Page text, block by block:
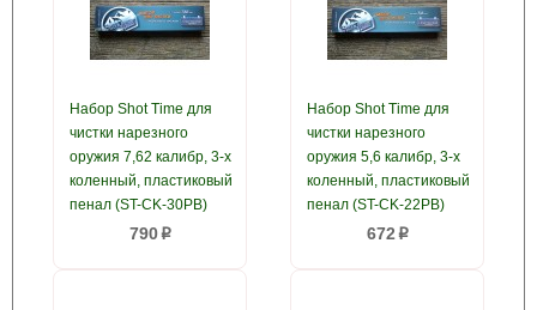
Набор Shot Time для
чистки нарезного
оружия 7,62 калибр, 3-х
коленный, пластиковый
пенал (ST-CK-30PB)
790p
Набор Shot Time для
чистки нарезного
оружия 5,6 калибр, 3-х
коленный, пластиковый
пенал (ST-CK-22PB)
672 p